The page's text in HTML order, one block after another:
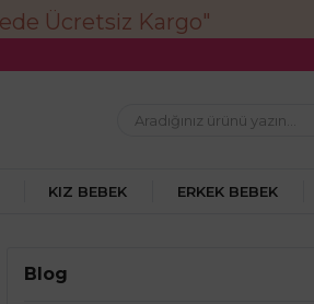
KIZ BEBEK ERKEK BEBEK
Blog